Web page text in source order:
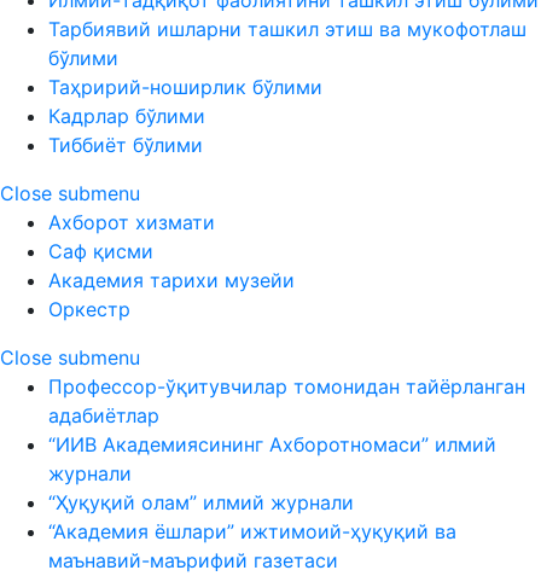
Тарбиявий ишларни ташкил этиш ва мукофотлаш
бўлими
Таҳририй-ноширлик бўлими
Кадрлар бўлими
Тиббиёт бўлими
Close submenu
Ахборот хизмати
Саф қисми
Академия тарихи музейи
Оркестр
Close submenu
Профессор-ўқитувчилар томонидан тайёрланган
адабиётлар
“ИИВ Академиясининг Ахборотномаси” илмий
журнали
“Ҳуқуқий олам” илмий журнали
“Академия ёшлари” ижтимоий-ҳуқуқий ва
маънавий-маърифий газетаси